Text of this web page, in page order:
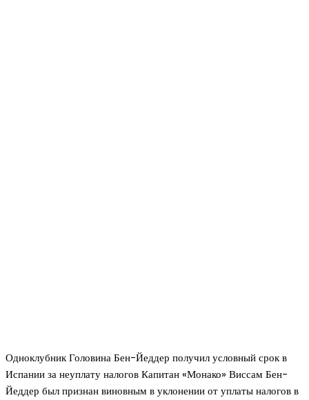
Одноклубник Головина Бен-Йеддер получил условный срок в
Испании за неуплату налогов Капитан «Монако» Виссам Бен-
Йеддер был признан виновным в уклонении от уплаты налогов в